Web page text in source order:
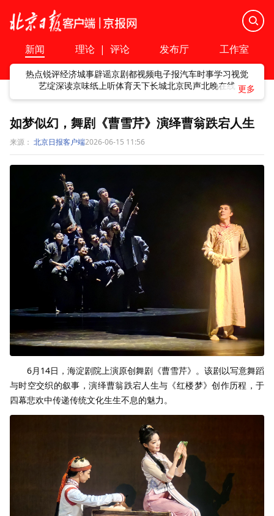
新闻 理论 | 评论 发布厅 工作室
热点锐评经济城事辟谣京剧都视频电子报汽车时事学习视觉
艺绽深读京味纸上听体育天下长城北京民声北晚在线
如梦似幻，舞剧《曹雪芹》演绎曹翁跌宕人生
来源： 北京日报客户端2026-06-15 11:56
6月14日，海淀剧院上演原创舞剧《曹雪芹》。该剧以写意舞蹈
与时空交织的叙事，演绎曹翁跌宕人生与《红楼梦》创作历程，于
四幕悲欢中传递传统文化生生不息的魅力。